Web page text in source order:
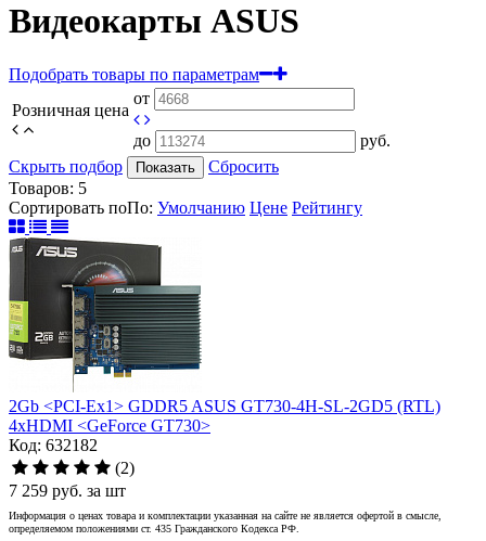
Видеокарты ASUS
Подобрать товары по параметрам
Розничная цена
от
до
руб.
Скрыть подбор
Показать
Сбросить
Товаров: 5
Сортировать поПо: Умолчанию Цене Рейтингу
2Gb <PCI-Ex1> GDDR5 ASUS GT730-4H-SL-2GD5 (RTL)
4xHDMI <GeForce GT730>
Код: 632182
(2)
7 259 руб. за шт
Информация о ценах товара и комплектации указанная на сайте не является офертой в смысле,
определяемом положениями ст. 435 Гражданского Кодекса РФ.